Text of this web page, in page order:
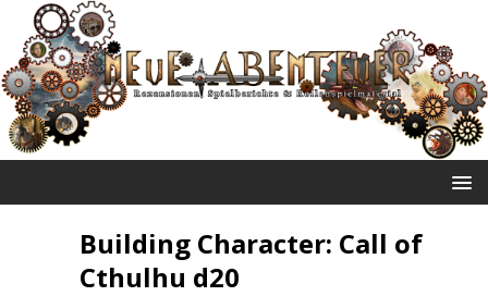
Building Character: Call of
Cthulhu d20